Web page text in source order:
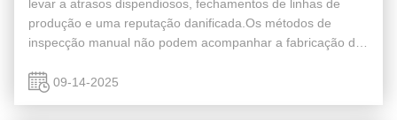
levar a atrasos dispendiosos, fechamentos de linhas de
produção e uma reputação danificada.Os métodos de
inspecção manual não podem acompanhar a fabricação de
realmente a acompanhar as ...
09-14-2025